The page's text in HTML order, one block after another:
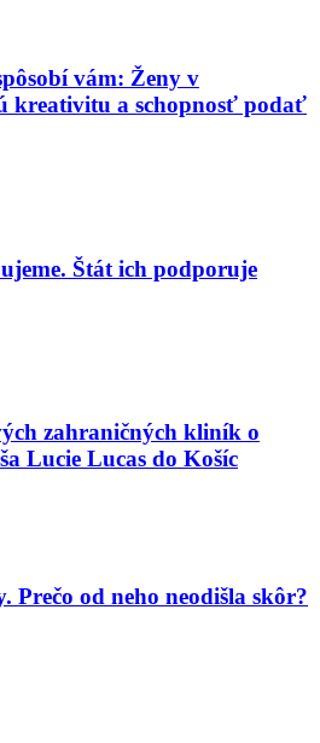
vám: Ženy v
kreativitu a schopnosť podať
Štát ich podporuje
zahraničných kliník o
Lucie Lucas do Košíc
Prečo od neho neodišla skôr?